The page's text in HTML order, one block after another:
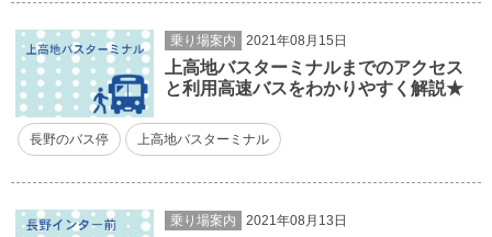
乗り場案内 2021年08月15日
上高地バスターミナルまでのアクセス
と利用高速バスをわかりやすく解説★
長野のバス停 上高地バスターミナル
乗り場案内 2021年08月13日